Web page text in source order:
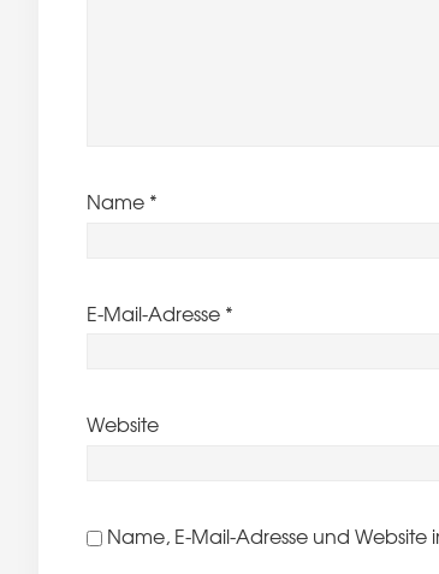
Name *
E-Mail-Adresse *
Website
Name, E-Mail-Adresse und